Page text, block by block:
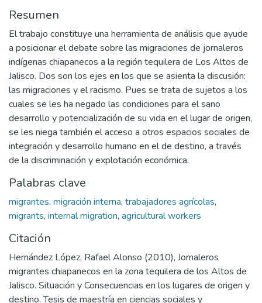
Resumen
El trabajo constituye una herramienta de análisis que ayude
a posicionar el debate sobre las migraciones de jornaleros
indígenas chiapanecos a la región tequilera de Los Altos de
Jalisco. Dos son los ejes en los que se asienta la discusión:
las migraciones y el racismo. Pues se trata de sujetos a los
cuales se les ha negado las condiciones para el sano
desarrollo y potencialización de su vida en el lugar de origen,
se les niega también el acceso a otros espacios sociales de
integración y desarrollo humano en el de destino, a través
de la discriminación y explotación económica.
Palabras clave
migrantes, migración interna, trabajadores agrícolas,
migrants, internal migration, agricultural workers
Citación
Hernández López, Rafael Alonso (2010), Jornaleros
migrantes chiapanecos en la zona tequilera de los Altos de
Jalisco. Situación y Consecuencias en los lugares de origen y
destino. Tesis de maestría en ciencias sociales y